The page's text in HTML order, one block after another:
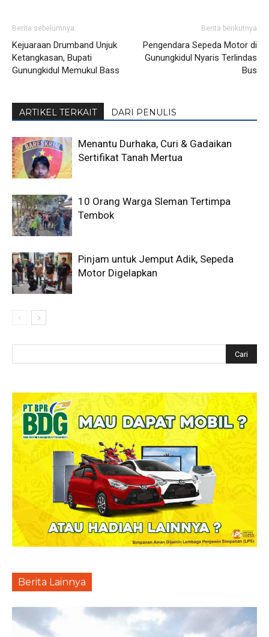
Berita sebelumnya
Kejuaraan Drumband Unjuk
Ketangkasan, Bupati
Gunungkidul Memukul Bass
Berita berikutnya
Pengendara Sepeda Motor di
Gunungkidul Nyaris Terlindas
Bus
ARTIKEL TERKAIT DARI PENULIS
Menantu Durhaka, Curi & Gadaikan
Sertifikat Tanah Mertua
10 Orang Warga Sleman Tertimpa
Tembok
Pinjam untuk Jemput Adik, Sepeda
Motor Digelapkan
Berita Lainnya